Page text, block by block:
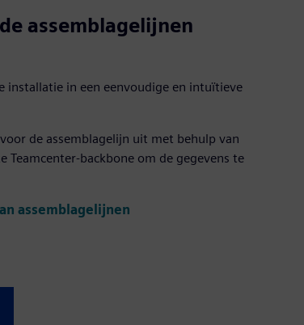
assemblagelijnen
installatie in een eenvoudige en intuïtieve
de assemblagelijn uit met behulp van
Teamcenter-backbone om de gegevens te
assemblagelijnen